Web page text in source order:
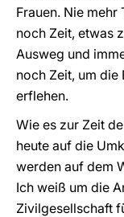
Frauen. Nie mehr
noch Zeit, etwas
Ausweg und
noch Zeit, um die
erflehen.
Wie es zur Zeit
heute auf die
werden auf dem
Ich weiß um die
Zivilgesellschaft